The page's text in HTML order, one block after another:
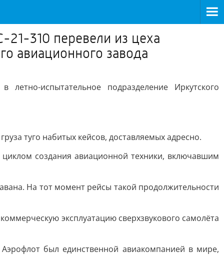
310 перевели из цеха
авиационного завода
испытательное подразделение Иркутского
туго набитых кейсов, доставляемых адресно.
создания авиационной техники, включавшим
На тот момент рейсы такой продолжительности
эксплуатацию сверхзвукового самолёта
был единственной авиакомпанией в мире,